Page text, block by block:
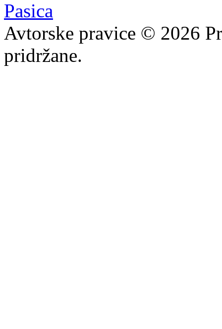
Avtorske pravice © 2026
pridržane.